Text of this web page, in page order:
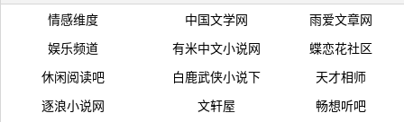
情感维度 中国文学网 雨爱文章网
娱乐频道 有米中文小说网 蝶恋花社区
休闲阅读吧 白鹿武侠小说下 天才相师
逐浪小说网 文轩屋 畅想听吧